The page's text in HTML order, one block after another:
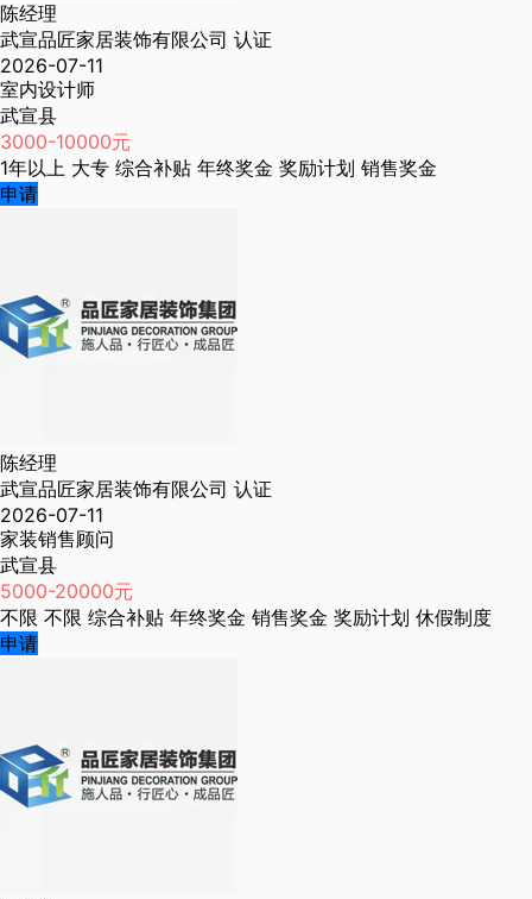
陈经理
武宣品匠家居装饰有限公司 认证
2026-07-11
室内设计师
武宣县
3000-10000元
1年以上 大专 综合补贴 年终奖金 奖励计划 销售奖金
申请
陈经理
武宣品匠家居装饰有限公司 认证
2026-07-11
家装销售顾问
武宣县
5000-20000元
不限 不限 综合补贴 年终奖金 销售奖金 奖励计划 休假制度
申请